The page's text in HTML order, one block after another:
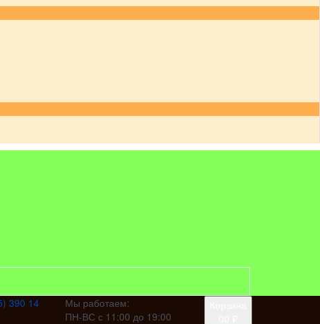
390 14
Мы работаем:
ПН-ВС с 11:00 до 19:00